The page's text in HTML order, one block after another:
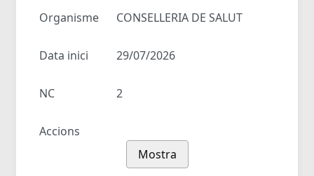
Organisme CONSELLERIA DE SALUT
Data inici 29/07/2026
NC 2
Accions
Mostra